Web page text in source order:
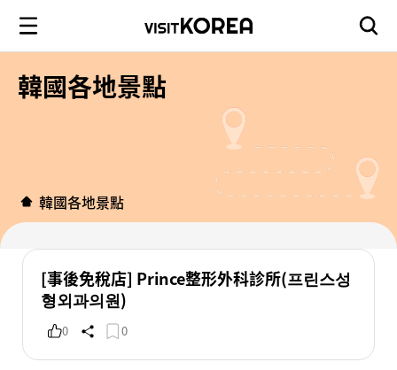
韓國各地景點
韓國各地景點
[事後免稅店] Prince整形外科診所(프린스성
형외과의원)
0 0